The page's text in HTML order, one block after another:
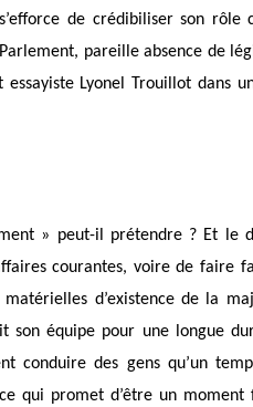
de crédibiliser son rôle
pareille absence de
Lyonel Trouillot dans
» peut-il prétendre ? Et le
courantes, voire de faire
matérielles d’existence de la
son équipe pour une longue
conduire des gens qu’un
qui promet d’être un moment